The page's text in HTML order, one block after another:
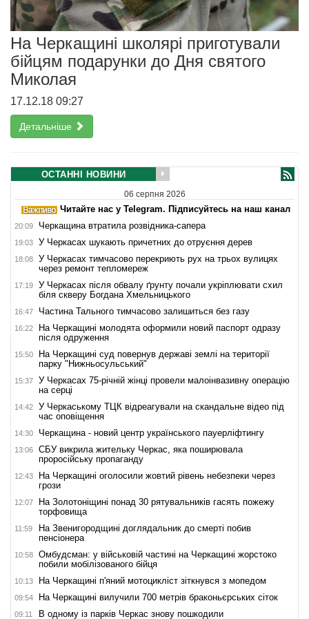
На Черкащині школярі приготували
бійцям подарунки до Дня святого
Миколая
17.12.18 09:27
Детальніше
ОСТАННІ НОВИНИ
06 серпня 2026
Читайте нас у Telegram. Підписуйтесь на наш канал
20:09 Черкащина втратила розвідника-сапера
19:03 У Черкасах шукають причетних до отруєння дерев
18:08
У Черкасах тимчасово перекриють рух на трьох вулицях
через ремонт тепломереж
17:19
У Черкасах після обвалу ґрунту почали укріплювати схил
біля скверу Богдана Хмельницького
16:47 Частина Тального тимчасово залишиться без газу
16:22
На Черкащині молодята оформили новий паспорт одразу
після одруження
15:50
На Черкащині суд повернув державі землі на території
парку "Нижньосульський"
15:37
У Черкасах 75-річній жінці провели малоінвазивну операцію
на серці
14:42
У Черкаському ТЦК відреагували на скандальне відео під
час оповіщення
14:30 Черкащина - новий центр українського пауерліфтингу
13:06
СБУ викрила жительку Черкас, яка поширювала
проросійську пропаганду
12:43
На Черкащині оголосили жовтий рівень небезпеки через
грози
12:07
На Золотоніщині понад 30 рятувальників гасять пожежу
торфовища
11:59
На Звенигородщині доглядальник до смерті побив
пенсіонера
10:58
Омбудсман: у військовій частині на Черкащині жорстоко
побили мобілізованого бійця
10:13 На Черкащині п'яний мотоцикліст зіткнувся з мопедом
09:54 На Черкащині вилучили 700 метрів браконьєрських сіток
09:11
В одному із парків Черкас знову пошкодили